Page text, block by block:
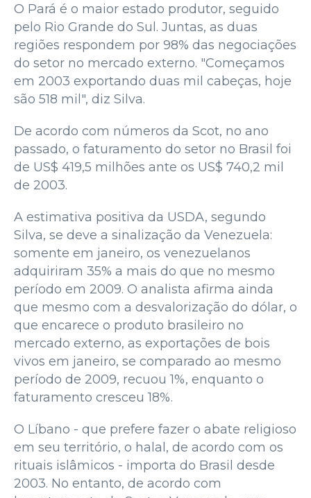
O Pará é o maior estado produtor, seguido
pelo Rio Grande do Sul. Juntas, as duas
regiões respondem por 98% das negociações
do setor no mercado externo. "Começamos
em 2003 exportando duas mil cabeças, hoje
são 518 mil", diz Silva.
De acordo com números da Scot, no ano
passado, o faturamento do setor no Brasil foi
de US$ 419,5 milhões ante os US$ 740,2 mil
de 2003.
A estimativa positiva da USDA, segundo
Silva, se deve a sinalização da Venezuela:
somente em janeiro, os venezuelanos
adquiriram 35% a mais do que no mesmo
período em 2009. O analista afirma ainda
que mesmo com a desvalorização do dólar, o
que encarece o produto brasileiro no
mercado externo, as exportações de bois
vivos em janeiro, se comparado ao mesmo
período de 2009, recuou 1%, enquanto o
faturamento cresceu 18%.
O Líbano - que prefere fazer o abate religioso
em seu território, o halal, de acordo com os
rituais islâmicos - importa do Brasil desde
2003. No entanto, de acordo com